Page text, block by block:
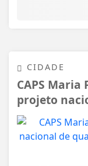
CIDADE
CAPS
projeto